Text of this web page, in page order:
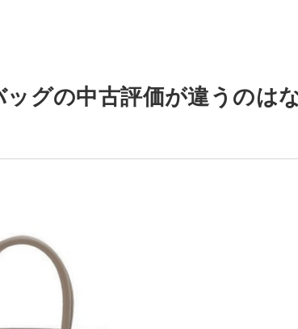
グの中古評価が違うのは